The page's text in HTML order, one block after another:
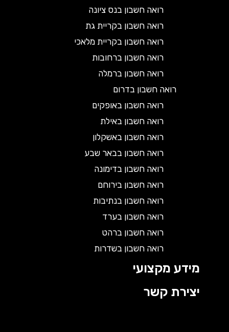
רואה חשבון בנס ציונה
רואה חשבון בקריית גת
רואה חשבון בקריית מלאכי
רואה חשבון ברחובות
רואה חשבון ברמלה
רואה חשבון בדרום
רואה חשבון באופקים
רואה חשבון באילת
רואה חשבון באשקלון
רואה חשבון בבאר שבע
רואה חשבון בדימונה
רואה חשבון בירוחם
רואה חשבון בנתיבות
רואה חשבון בערד
רואה חשבון ברהט
רואה חשבון בשדרות
מידע מקצועי
יצירת קשר